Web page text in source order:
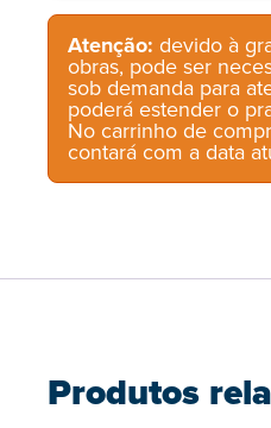
Atenção: devido à
obras, pode ser
sob demanda para
poderá estender o
No carrinho de
contará com a data
Produtos